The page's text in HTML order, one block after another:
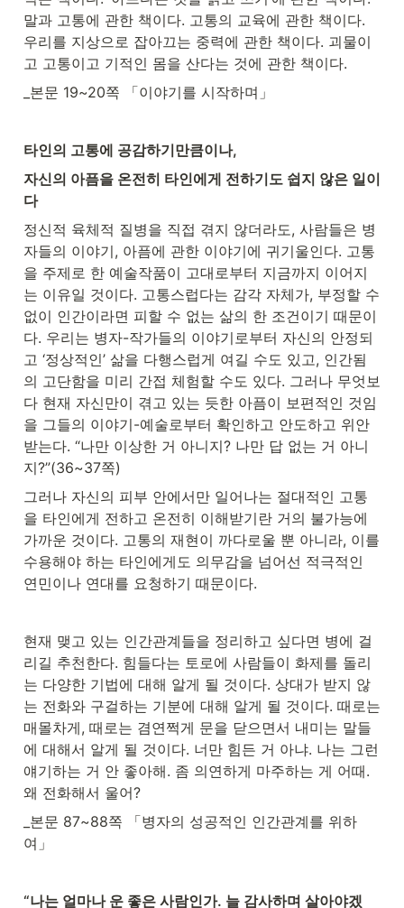
말과 고통에 관한 책이다. 고통의 교육에 관한 책이다.
우리를 지상으로 잡아끄는 중력에 관한 책이다. 괴물이
고 고통이고 기적인 몸을 산다는 것에 관한 책이다.
_본문 19~20쪽 「이야기를 시작하며」
타인의 고통에 공감하기만큼이나,
자신의 아픔을 온전히 타인에게 전하기도 쉽지 않은 일이
다
정신적 육체적 질병을 직접 겪지 않더라도, 사람들은 병
자들의 이야기, 아픔에 관한 이야기에 귀기울인다. 고통
을 주제로 한 예술작품이 고대로부터 지금까지 이어지
는 이유일 것이다. 고통스럽다는 감각 자체가, 부정할 수
없이 인간이라면 피할 수 없는 삶의 한 조건이기 때문이
다. 우리는 병자-작가들의 이야기로부터 자신의 안정되
고 ‘정상적인’ 삶을 다행스럽게 여길 수도 있고, 인간됨
의 고단함을 미리 간접 체험할 수도 있다. 그러나 무엇보
다 현재 자신만이 겪고 있는 듯한 아픔이 보편적인 것임
을 그들의 이야기-예술로부터 확인하고 안도하고 위안
받는다. “나만 이상한 거 아니지? 나만 답 없는 거 아니
지?”(36~37쪽)
그러나 자신의 피부 안에서만 일어나는 절대적인 고통
을 타인에게 전하고 온전히 이해받기란 거의 불가능에
가까운 것이다. 고통의 재현이 까다로울 뿐 아니라, 이를
수용해야 하는 타인에게도 의무감을 넘어선 적극적인
연민이나 연대를 요청하기 때문이다.
현재 맺고 있는 인간관계들을 정리하고 싶다면 병에 걸
리길 추천한다. 힘들다는 토로에 사람들이 화제를 돌리
는 다양한 기법에 대해 알게 될 것이다. 상대가 받지 않
는 전화와 구걸하는 기분에 대해 알게 될 것이다. 때로는
매몰차게, 때로는 겸연쩍게 문을 닫으면서 내미는 말들
에 대해서 알게 될 것이다. 너만 힘든 거 아냐. 나는 그런
얘기하는 거 안 좋아해. 좀 의연하게 마주하는 게 어때.
왜 전화해서 울어?
_본문 87~88쪽 「병자의 성공적인 인간관계를 위하
여」
“나는 얼마나 운 좋은 사람인가. 늘 감사하며 살아야겠